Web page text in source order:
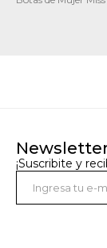
¡Suscribite y